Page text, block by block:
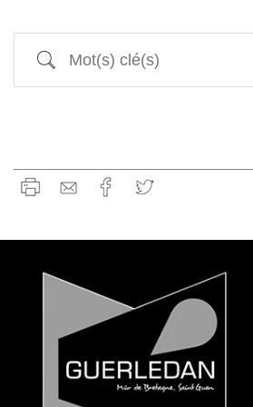
Mot(s) clé(s)